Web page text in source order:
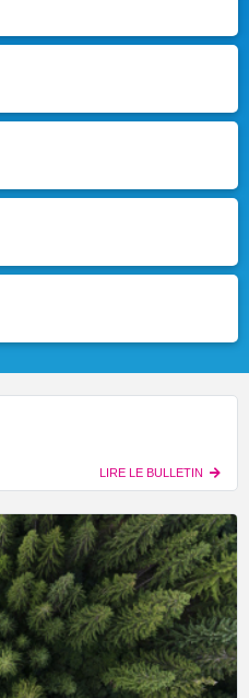
LIRE LE BULLETIN